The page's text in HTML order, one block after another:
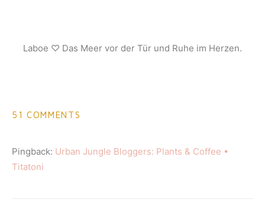
Laboe ♡ Das Meer vor der Tür und Ruhe im Herzen.
51 COMMENTS
Pingback: Urban Jungle Bloggers: Plants & Coffee •
Titatoni